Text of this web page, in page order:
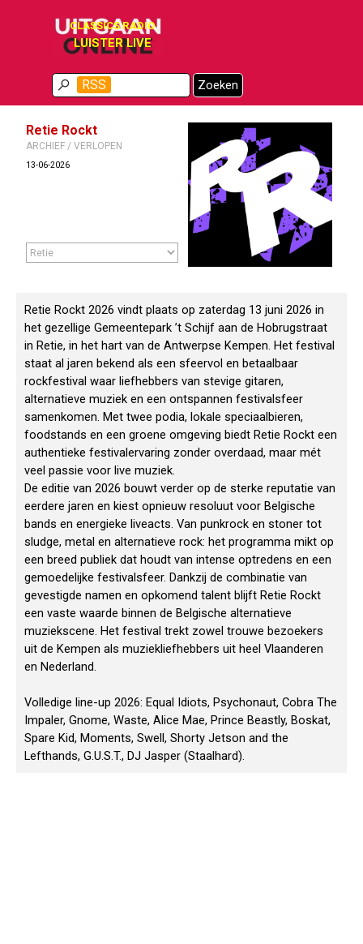
CLASSICS RADIO
LUISTER LIVE
Zoeken
RSS
Menu overslaan
Retie Rockt
ARCHIEF / VERLOPEN
13-06-2026
Retie Rockt 2026 vindt plaats op zaterdag 13 juni 2026 in
het gezellige Gemeentepark ’t Schijf aan de Hobrugstraat
in Retie, in het hart van de Antwerpse Kempen. Het festival
staat al jaren bekend als een sfeervol en betaalbaar
rockfestival waar liefhebbers van stevige gitaren,
alternatieve muziek en een ontspannen festivalsfeer
samenkomen. Met twee podia, lokale speciaalbieren,
foodstands en een groene omgeving biedt Retie Rockt een
authentieke festivalervaring zonder overdaad, maar mét
veel passie voor live muziek.
De editie van 2026 bouwt verder op de sterke reputatie van
eerdere jaren en kiest opnieuw resoluut voor Belgische
bands en energieke liveacts. Van punkrock en stoner tot
sludge, metal en alternatieve rock: het programma mikt op
een breed publiek dat houdt van intense optredens en een
gemoedelijke festivalsfeer. Dankzij de combinatie van
gevestigde namen en opkomend talent blijft Retie Rockt
een vaste waarde binnen de Belgische alternatieve
muziekscene. Het festival trekt zowel trouwe bezoekers
uit de Kempen als muziekliefhebbers uit heel Vlaanderen
en Nederland.
Volledige line-up 2026: Equal Idiots, Psychonaut, Cobra The
Impaler, Gnome, Waste, Alice Mae, Prince Beastly, Boskat,
Spare Kid, Moments, Swell, Shorty Jetson and the
Lefthands, G.U.S.T., DJ Jasper (Staalhard).